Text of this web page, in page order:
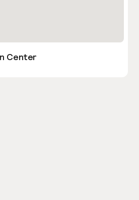
Center